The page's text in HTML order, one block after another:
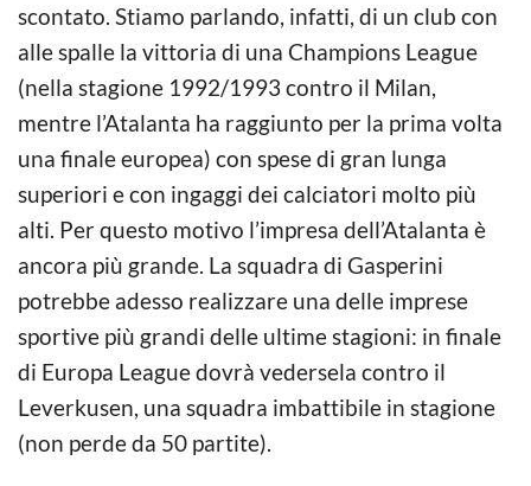
scontato. Stiamo parlando, infatti, di un club con
alle spalle la vittoria di una Champions League
(nella stagione 1992/1993 contro il Milan,
mentre l’Atalanta ha raggiunto per la prima volta
una finale europea) con spese di gran lunga
superiori e con ingaggi dei calciatori molto più
alti. Per questo motivo l’impresa dell’Atalanta è
ancora più grande. La squadra di Gasperini
potrebbe adesso realizzare una delle imprese
sportive più grandi delle ultime stagioni: in finale
di Europa League dovrà vedersela contro il
Leverkusen, una squadra imbattibile in stagione
(non perde da 50 partite).